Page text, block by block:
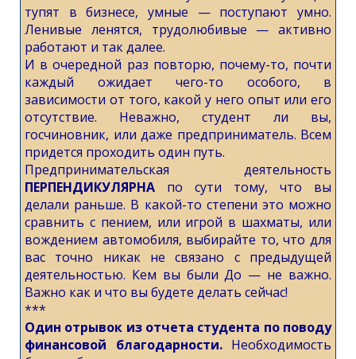
тупят в бизнесе, умные — поступают умно.
Ленивые ленятся, трудолюбивые — активно
работают и так далее.
И в очередной раз повторю, почему-то, почти
каждый ожидает чего-то особого, в
зависимости от того, какой у него опыт или его
отсутствие. Неважно, студент ли вы,
госчиновник, или даже предприниматель. Всем
придется проходить один путь.
Предпринимательская деятельность
ПЕРПЕНДИКУЛЯРНА по сути тому, что вы
делали раньше. В какой-то степени это можно
сравнить с пением, или игрой в шахматы, или
вождением автомобиля, выбирайте то, что для
вас точно никак не связано с предыдущей
деятельностью. Кем вы были До — не важно.
Важно как и что вы будете делать сейчас!
***
Один отрывок из отчета студента по поводу
финансовой благодарности.Необходимость